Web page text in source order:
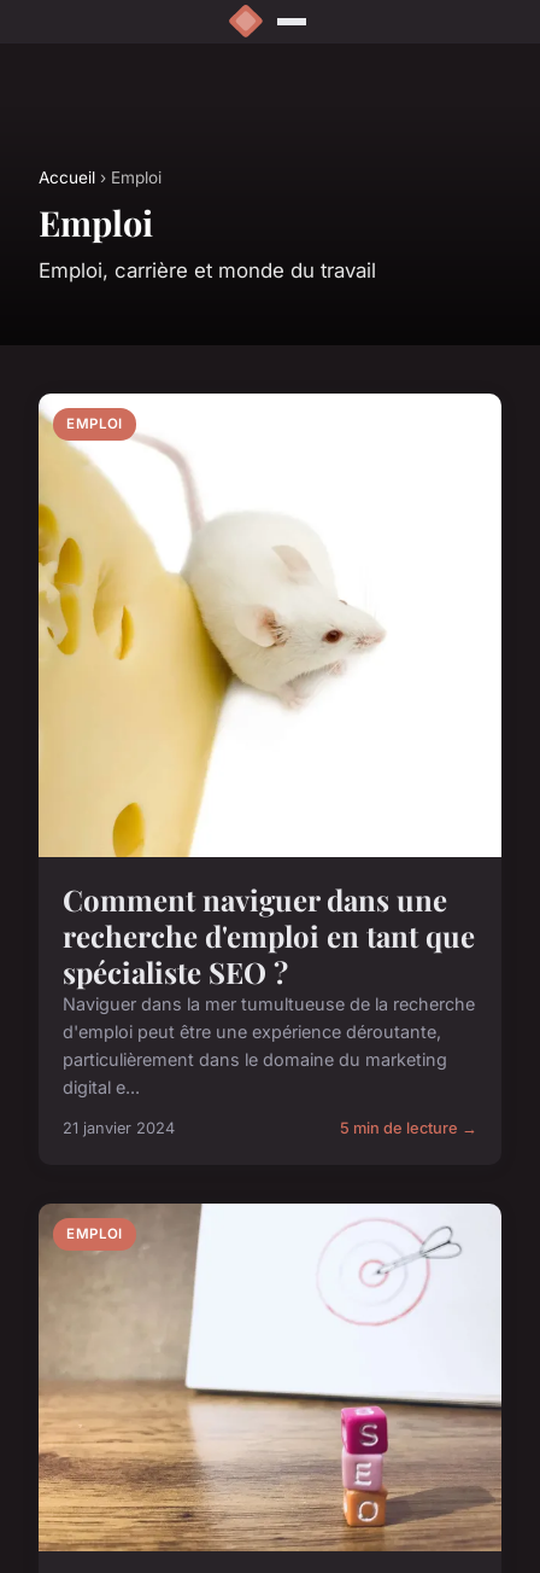
Accueil › Emploi
Emploi
Emploi, carrière et monde du travail
EMPLOI
Comment naviguer dans une
recherche d'emploi en tant que
spécialiste SEO ?
Naviguer dans la mer tumultueuse de la recherche
d'emploi peut être une expérience déroutante,
particulièrement dans le domaine du marketing
digital e...
21 janvier 2024 5 min de lecture →
EMPLOI